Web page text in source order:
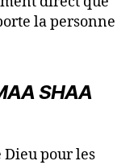
la personne
SHAA
pour les